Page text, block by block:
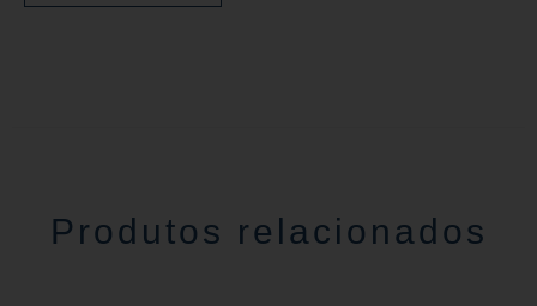
Produtos relacionados